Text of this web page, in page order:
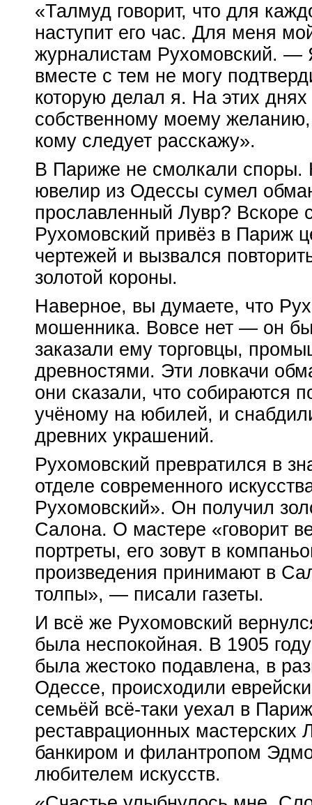
«Талмуд говорит, что для
наступит его час. Для меня
журналистам Рухомовский. —
вместе с тем не могу
которую делал я. На этих
собственному моему желанию,
кому следует расскажу».
В Париже не смолкали споры.
ювелир из Одессы сумел
прославленный Лувр? Вскоре
Рухомовский привёз в Париж
чертежей и вызвался
золотой короны.
Наверное, вы думаете, что
мошенника. Вовсе нет — он
заказали ему торговцы,
древностями. Эти ловкачи
они сказали, что собираются
учёному на юбилей, и
древних украшений.
Рухомовский превратился в
отделе современного
Рухомовский». Он получил
Салона. О мастере «говорит
портреты, его зовут в
произведения принимают в
толпы», — писали газеты.
И всё же Рухомовский
была неспокойная. В 1905
была жестоко подавлена, в
Одессе, происходили
семьёй всё-таки уехал в
реставрационных мастерских
банкиром и филантропом
любителем искусств.